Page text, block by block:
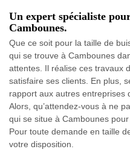
Un expert spécialiste
Cambounes.
Que ce soit pour la taille de
qui se trouve à Cambounes
attentes. Il réalise ces travaux
satisfaire ses clients. En plus,
rapport aux autres entreprises
Alors, qu’attendez-vous à ne
qui se situe à Cambounes
Pour toute demande en taille
votre disposition.